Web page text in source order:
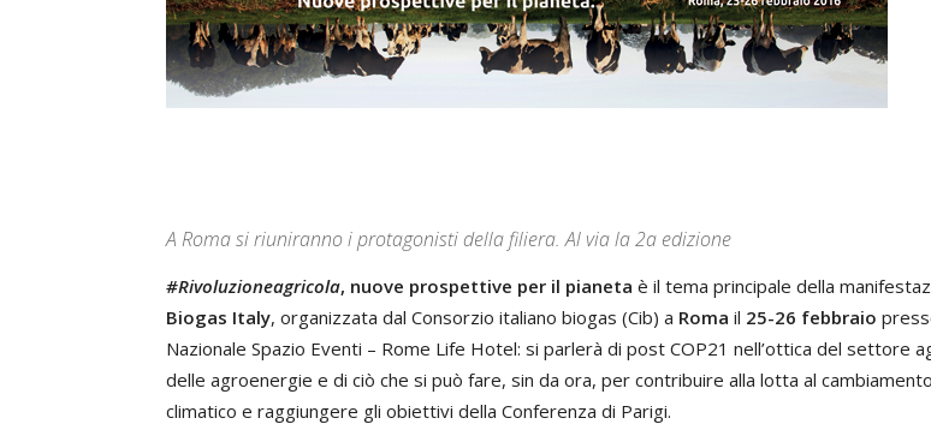
A Roma si riuniranno i protagonisti della filiera. Al via la 2a edizione
#Rivoluzioneagricola, nuove prospettive per il pianeta è il tema principale della
Biogas Italy, organizzata dal Consorzio italiano biogas (Cib) a Roma il 25-26 febbraio
Nazionale Spazio Eventi – Rome Life Hotel: si parlerà di post COP21 nell’ottica del settore
delle agroenergie e di ciò che si può fare, sin da ora, per contribuire alla lotta al cambiamento
climatico e raggiungere gli obiettivi della Conferenza di Parigi.